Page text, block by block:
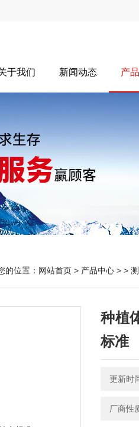
于我们 新闻动态 产
的位置： 网站首页 > 产品中心 > >
种植
标准
更新时
厂商性